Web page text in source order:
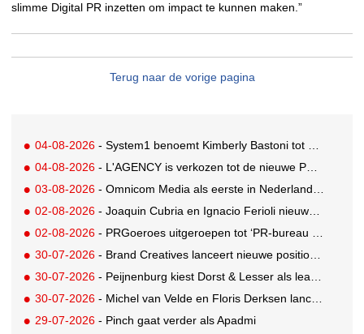
slimme Digital PR inzetten om impact te kunnen maken.”
Terug naar de vorige pagina
04-08-2026 - System1 benoemt Kimberly Bastoni tot Gobal Chief Commercial Officer
04-08-2026 - L'AGENCY is verkozen tot de nieuwe PR-partner van KoRo
03-08-2026 - Omnicom Media als eerste in Nederland actief met advertenties in ChatGPT
02-08-2026 - Joaquin Cubria en Ignacio Ferioli nieuwe Global CCO’s GUT, Renata Neumann Global Head of Production
02-08-2026 - PRGoeroes uitgeroepen tot ‘PR-bureau van het jaar 2026’
30-07-2026 - Brand Creatives lanceert nieuwe positionering: Create to Celebrate
30-07-2026 - Peijnenburg kiest Dorst & Lesser als lead social agency
30-07-2026 - Michel van Velde en Floris Derksen lanceren I.C.Y. group: drie specialistische bureaus, één visie op groei
29-07-2026 - Pinch gaat verder als Apadmi